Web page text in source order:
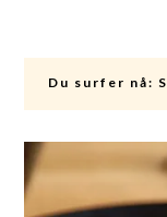
Du surfer nå: